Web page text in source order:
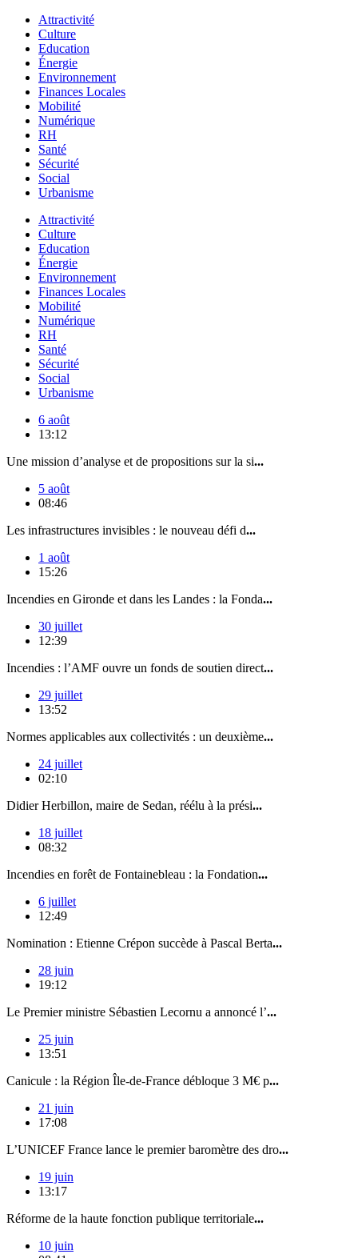
Attractivité
Culture
Education
Énergie
Environnement
Finances Locales
Mobilité
Numérique
RH
Santé
Sécurité
Social
Urbanisme
Attractivité
Culture
Education
Énergie
Environnement
Finances Locales
Mobilité
Numérique
RH
Santé
Sécurité
Social
Urbanisme
6 août
13:12
Une mission d’analyse et de propositions sur la si...
5 août
08:46
Les infrastructures invisibles : le nouveau défi d...
1 août
15:26
Incendies en Gironde et dans les Landes : la Fonda...
30 juillet
12:39
Incendies : l’AMF ouvre un fonds de soutien direct...
29 juillet
13:52
Normes applicables aux collectivités : un deuxième...
24 juillet
02:10
Didier Herbillon, maire de Sedan, réélu à la prési...
18 juillet
08:32
Incendies en forêt de Fontainebleau : la Fondation...
6 juillet
12:49
Nomination : Etienne Crépon succède à Pascal Berta...
28 juin
19:12
Le Premier ministre Sébastien Lecornu a annoncé l’...
25 juin
13:51
Canicule : la Région Île-de-France débloque 3 M€ p...
21 juin
17:08
L’UNICEF France lance le premier baromètre des dro...
19 juin
13:17
Réforme de la haute fonction publique territoriale...
10 juin